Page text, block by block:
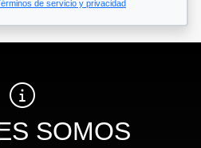
de servicio y privacidad
SOMOS